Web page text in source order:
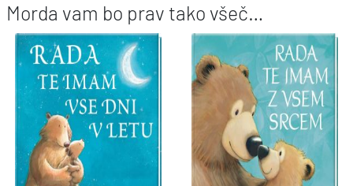
Morda vam bo prav tako všeč…